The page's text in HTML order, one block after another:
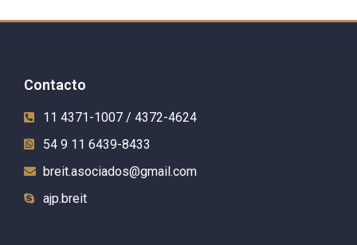
Contacto
11 4371-1007 / 4372-4624
54 9 11 6439-8433
breit.asociados@gmail.com
ajp.breit